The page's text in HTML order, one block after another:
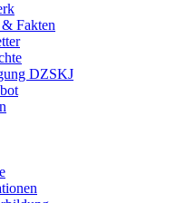
Fakten
DZSKJ